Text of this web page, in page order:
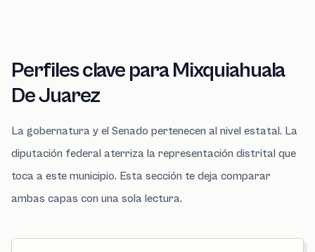
Perfiles clave para Mixquiahuala
De Juarez
La gobernatura y el Senado pertenecen al nivel estatal. La
diputación federal aterriza la representación distrital que
toca a este municipio. Esta sección te deja comparar
ambas capas con una sola lectura.